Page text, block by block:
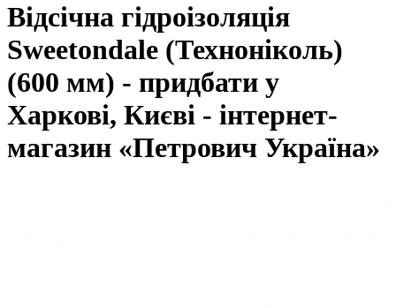
Відсічна гідроізоляція
Sweetondale (Техноніколь)
(600 мм) - придбати у
Харкові, Києві - інтернет-
магазин «Петрович Україна»